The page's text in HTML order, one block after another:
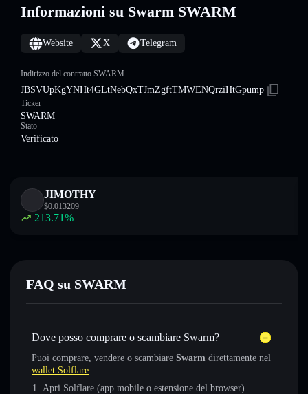
Informazioni su Swarm SWARM
Website X Telegram
Indirizzo del contratto SWARM
JBSVUpKgYNHt4GLtNebQxTJmZgftTMWENQrziHtGpump
Ticker
SWARM
Stato
Verificato
JIMOTHY
$0.013209
213.71%
FAQ su SWARM
Dove posso comprare o scambiare Swarm?
Puoi comprare, vendere o scambiare Swarm direttamente nel
wallet Solflare:
Apri Solflare (app mobile o estensione del browser)